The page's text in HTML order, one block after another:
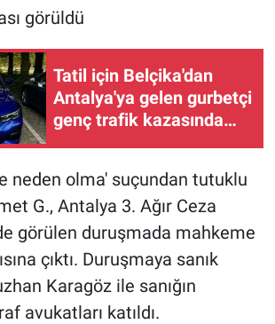
görüldü
Tatil için Belçika'dan
Antalya'ya gelen gurbetçi
genç trafik kazasında
neden olma' suçundan tutuklu
G., Antalya 3. Ağır Ceza
görülen duruşmada mahkeme
çıktı. Duruşmaya sanık
Karagöz ile sanığın
avukatları katıldı.